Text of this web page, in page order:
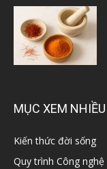
MỤC XEM NHIỀU
Kiến thức đời sống
Quy trình Công nghệ